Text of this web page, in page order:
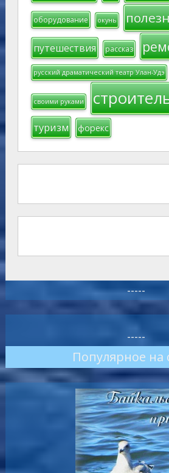
оборудование окунь
путешествия рассказ
русский драматический театр Улан-Удэ
своими руками
туризм форекс
-----
-----
Популярное на